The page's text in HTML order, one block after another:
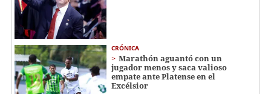
CRÓNICA
Marathón aguantó con un
jugador menos y saca valioso
empate ante Platense en el
Excélsior